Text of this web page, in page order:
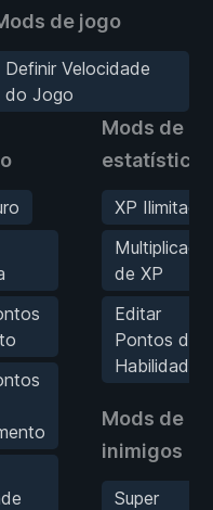
de jogo
Definir Velocidade
do Jogo
Mods de
estatísticas
XP Ilimitado
de XP
Editar
Pontos de
Habilidade
Mods de
inimigos
Super